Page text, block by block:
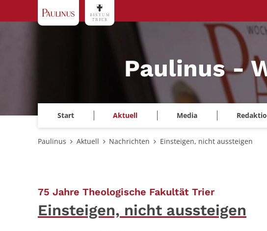
Paulinus -
Start Aktuell Media
Paulinus Aktuell Nachrichten Einsteigen, nicht aussteigen
75 Jahre Theologische Fakultät Trier:
Einsteigen, nicht aussteigen